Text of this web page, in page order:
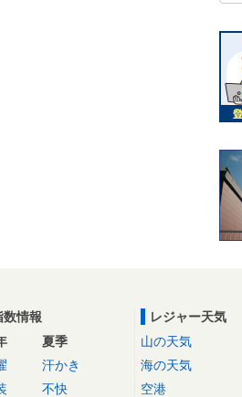
数情報
夏季
汗かき
不快
レジャー天気
山の天気
海の天気
空港